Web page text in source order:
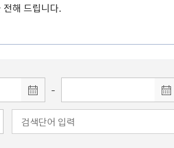
전해 드립니다.
-